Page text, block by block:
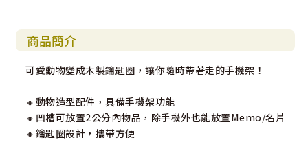
商品簡介
可愛動物變成木製鑰匙圈，讓你隨時帶著走的手機架！
🔸動物造型配件，具備手機架功能
🔸凹槽可放置2公分內物品，除手機外也能放置Memo/名片
🔸鑰匙圈設計，攜帶方便